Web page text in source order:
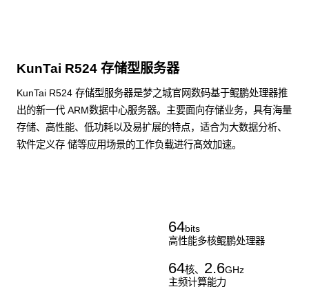
KunTai R524 存储型服务器
KunTai R524 存储型服务器是梦之城官网数码基于鲲鹏处理器推
出的新一代 ARM数据中心服务器。主要面向存储业务，具有海量
存储、高性能、低功耗以及易扩展的特点，适合为大数据分析、
软件定义存 储等应用场景的工作负载进行髙效加速。
64bits
高性能多核鲲鹏处理器
64核、 2.6GHz
主频计算能力